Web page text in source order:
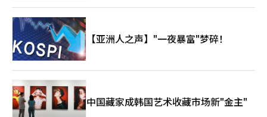
【亚洲人之声】"一夜暴富"梦碎！
中国藏家成韩国艺术收藏市场新"金主"